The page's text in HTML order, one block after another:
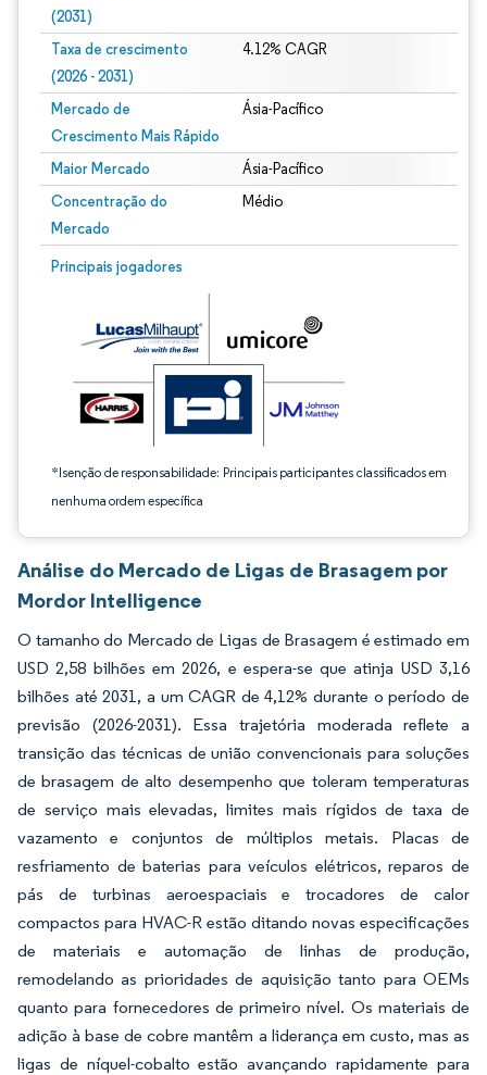
(2031)
Taxa de crescimento
(2026 - 2031)
4.12% CAGR
Mercado de
Crescimento Mais Rápido
Ásia-Pacífico
Maior Mercado Ásia-Pacífico
Concentração do
Mercado
Médio
Principais jogadores
*Isenção de responsabilidade: Principais participantes classificados em
nenhuma ordem específica
Imagem © Mordor Intelligence. O reuso requer atribuição conforme CC BY 4.0.
Análise do Mercado de Ligas de Brasagem por
Mordor Intelligence
O tamanho do Mercado de Ligas de Brasagem é estimado em
USD 2,58 bilhões em 2026, e espera-se que atinja USD 3,16
bilhões até 2031, a um CAGR de 4,12% durante o período de
previsão (2026-2031). Essa trajetória moderada reflete a
transição das técnicas de união convencionais para soluções
de brasagem de alto desempenho que toleram temperaturas
de serviço mais elevadas, limites mais rígidos de taxa de
vazamento e conjuntos de múltiplos metais. Placas de
resfriamento de baterias para veículos elétricos, reparos de
pás de turbinas aeroespaciais e trocadores de calor
compactos para HVAC-R estão ditando novas especificações
de materiais e automação de linhas de produção,
remodelando as prioridades de aquisição tanto para OEMs
quanto para fornecedores de primeiro nível. Os materiais de
adição à base de cobre mantêm a liderança em custo, mas as
ligas de níquel-cobalto estão avançando rapidamente para